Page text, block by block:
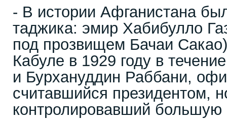
- В истории Афганистана
таджика: эмир Хабибулло
под прозвищем Бачаи
Кабуле в 1929 году в
и Бурхануддин Раббани,
считавшийся президентом,
контролировавший большую